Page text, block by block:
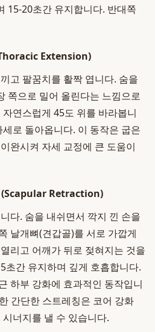
15-20초간 유지합니다. 반대쪽
Extension)
고 팔꿈치를 활짝 엽니다. 숨을
쪽으로 밀어 올린다는 느낌으로
연스럽게 45도 위를 바라봅니
로 돌아옵니다. 이 동작은 굽은
완시켜 자세 교정에 큰 도움이
(Scapular Retraction)
다. 숨을 내쉬면서 깍지 낀 손을
날개뼈(견갑골)를 서로 가깝게
리고 어깨가 뒤로 젖혀지는 것을
초간 유지하며 깊게 호흡합니다.
하부 강화에 효과적인 동작입니
간단한 스트레칭은 코어 강화
너지를 낼 수 있습니다.